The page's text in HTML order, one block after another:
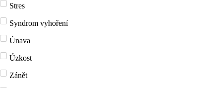
Stres
Syndrom vyhoření
Únava
Úzkost
Zánět